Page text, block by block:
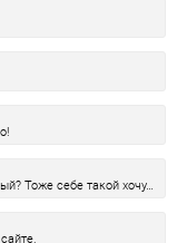
Тоже себе такой хочу…